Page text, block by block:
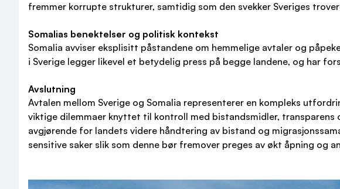
fremmer korrupte strukturer, samtidig som den svekker Sveriges
Somalias benektelser og politisk kontekst
Somalia avviser eksplisitt påstandene om hemmelige avtaler og
i Sverige legger likevel et betydelig press på begge landene, og har
Avslutning
Avtalen mellom Sverige og Somalia representerer en kompleks
viktige dilemmaer knyttet til kontroll med bistandsmidler,
avgjørende for landets videre håndtering av bistand og
sensitive saker slik som denne bør fremover preges av økt åpning og